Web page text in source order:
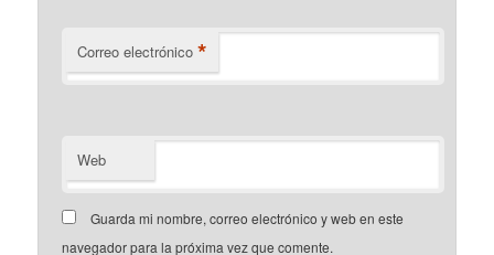
Correo electrónico *
Web
Guarda mi nombre, correo electrónico y web en este
navegador para la próxima vez que comente.